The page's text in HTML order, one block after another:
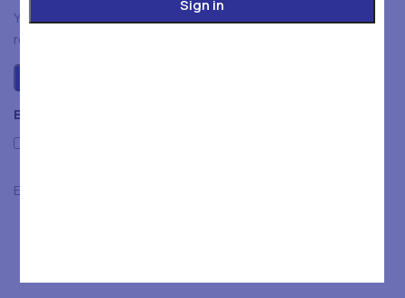
Beoordelingen
Er zijn nog geen beoordelingen.
You have to be logged in to be able to add photos to your
review.
Sign in